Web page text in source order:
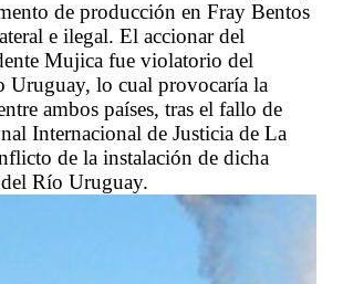
de producción en Fray Bentos
e ilegal. El accionar del
Mujica fue violatorio del
Uruguay, lo cual provocaría la
ambos países, tras el fallo de
Internacional de Justicia de La
de la instalación de dicha
Río Uruguay.